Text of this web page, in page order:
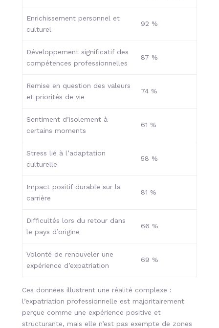
Enrichissement personnel et
culturel
92 %
Développement significatif des
compétences professionnelles
87 %
Remise en question des valeurs
et priorités de vie
74 %
Sentiment d’isolement à
certains moments
61 %
Stress lié à l’adaptation
culturelle
58 %
Impact positif durable sur la
carrière
81 %
Difficultés lors du retour dans
le pays d’origine
66 %
Volonté de renouveler une
expérience d’expatriation
69 %
Ces données illustrent une réalité complexe :
l’expatriation professionnelle est majoritairement
perçue comme une expérience positive et
structurante, mais elle n’est pas exempte de zones